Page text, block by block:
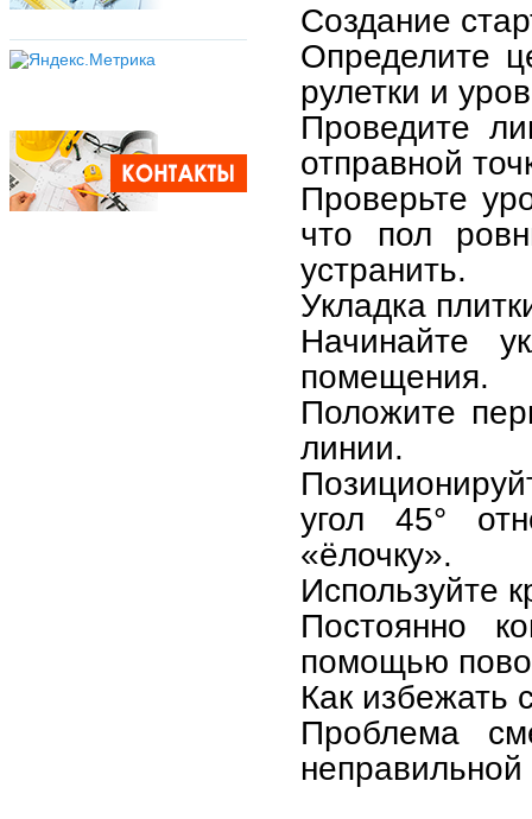
Создание
Определите
рулетки и
Проведите
отправной
Проверьте
что пол
устранить.
Укладка
Начинайте
помещения.
Положите
линии.
угол 45°
«ёлочку».
Используйте
Постоянно
помощью
Как избежать
Проблема